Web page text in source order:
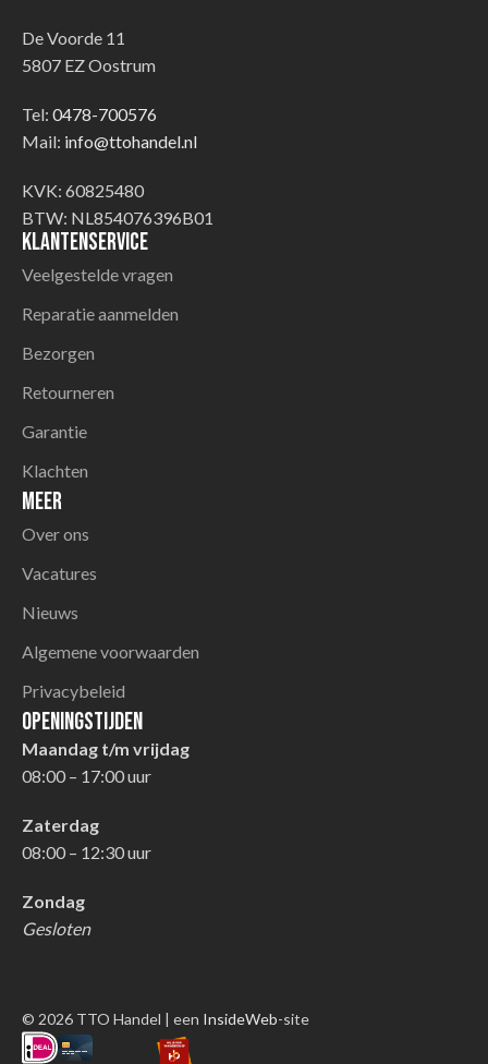
De Voorde 11
5807 EZ Oostrum
Tel: 0478-700576
Mail: info@ttohandel.nl
KVK: 60825480
BTW: NL854076396B01
Klantenservice
Veelgestelde vragen
Reparatie aanmelden
Bezorgen
Retourneren
Garantie
Klachten
Meer
Over ons
Vacatures
Nieuws
Algemene voorwaarden
Privacybeleid
Openingstijden
Maandag t/m vrijdag
08:00 – 17:00 uur
Zaterdag
08:00 – 12:30 uur
Zondag
Gesloten
© 2026 TTO Handel | een InsideWeb-site